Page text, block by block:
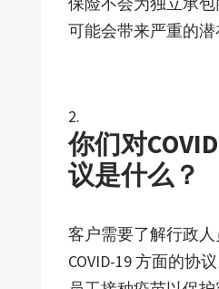
可能会带来严重的潜
你们对COVID
议是什么？
客户需要了解行政
COVID-19 方面的协